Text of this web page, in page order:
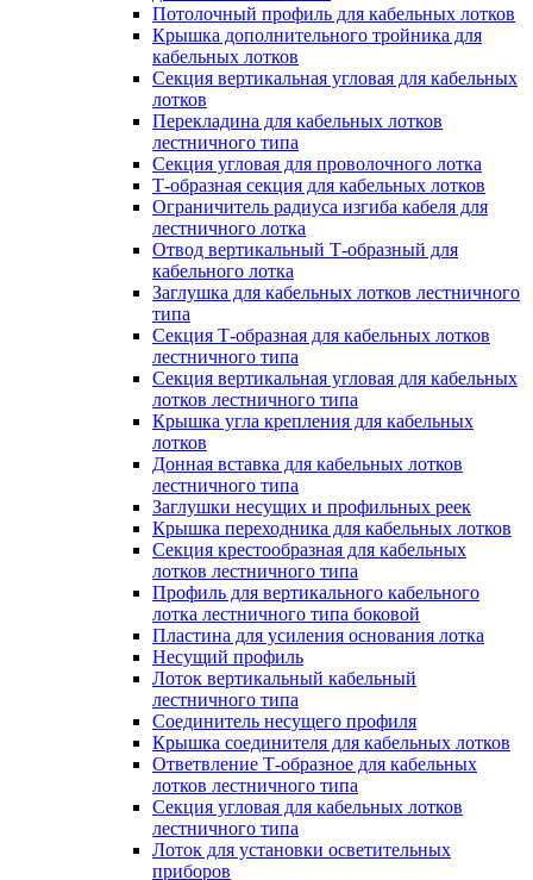
Потолочный профиль для кабельных лотков
Крышка дополнительного тройника для
кабельных лотков
Секция вертикальная угловая для кабельных
лотков
Перекладина для кабельных лотков
лестничного типа
Секция угловая для проволочного лотка
Т-образная секция для кабельных лотков
Ограничитель радиуса изгиба кабеля для
лестничного лотка
Отвод вертикальный Т-образный для
кабельного лотка
Заглушка для кабельных лотков лестничного
типа
Секция Т-образная для кабельных лотков
лестничного типа
Секция вертикальная угловая для кабельных
лотков лестничного типа
Крышка угла крепления для кабельных
лотков
Донная вставка для кабельных лотков
лестничного типа
Заглушки несущих и профильных реек
Крышка переходника для кабельных лотков
Секция крестообразная для кабельных
лотков лестничного типа
Профиль для вертикального кабельного
лотка лестничного типа боковой
Пластина для усиления основания лотка
Несущий профиль
Лоток вертикальный кабельный
лестничного типа
Соединитель несущего профиля
Крышка соединителя для кабельных лотков
Ответвление Т-образное для кабельных
лотков лестничного типа
Секция угловая для кабельных лотков
лестничного типа
Лоток для установки осветительных
приборов